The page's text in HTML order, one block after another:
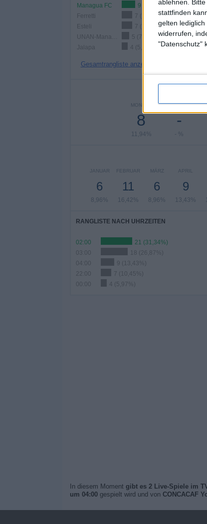
ablehnen.
stattfinden
gelten
widerrufen,
"Datenschutz"
Managua FC
9 (13,43%)
Ferretti
7 (10,45%)
Esteli
7 (10,45%)
5 (7,46%)
Jalapa
4 (5,97%)
Gesamtrangliste anzeigen
MONTAG
8
11,94%
DIENSTAG
-
- %
JANUAR
6
8,96%
FEBRUAR
11
16,42%
MÄRZ
6
8,96%
APRIL
9
13,43%
RANGLISTE NACH UHRZEITEN
02:00
21 (31,34%)
03:00
18 (26,87%)
9 (13,43%)
22:00
7 (10,45%)
4 (5,97%)
In diesem Moment gibt es 2 Live-Spiele im
um 04:00gespielt wird und von CONCACAF